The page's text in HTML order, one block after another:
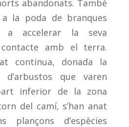
abandonats. També
la poda de branques
a accelerar la seva
amb el terra.
continua, donada la
que varen
inferior de la zona
del camí, s’han anat
plançons d’espècies